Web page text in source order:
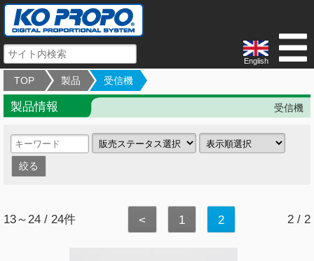
English
TOP 製品 受信機
製品情報 受信機
13～24 / 24件 < 1 2 2 / 2